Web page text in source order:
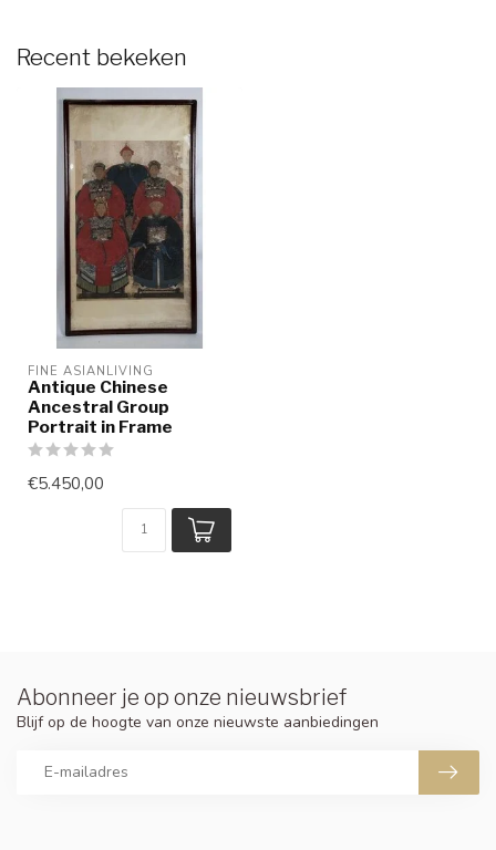
Recent bekeken
FINE ASIANLIVING
Antique Chinese
Ancestral Group
Portrait in Frame
€5.450,00
Abonneer je op onze nieuwsbrief
Blijf op de hoogte van onze nieuwste aanbiedingen